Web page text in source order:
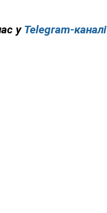
у Telegram-каналі